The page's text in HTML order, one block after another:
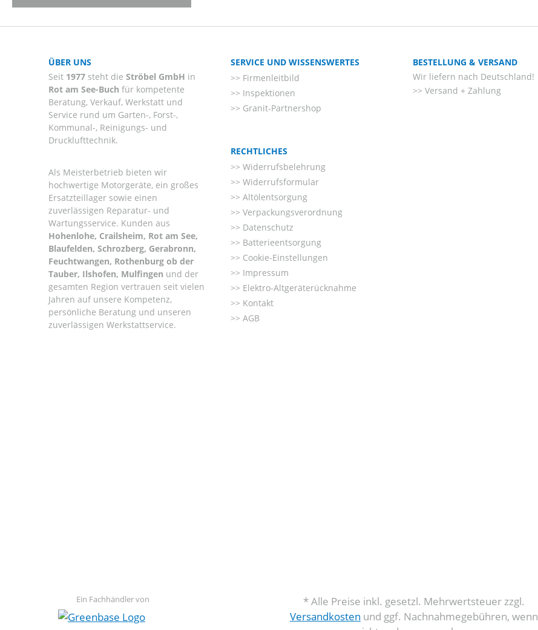
ÜBER UNS
Seit 1977 steht die Ströbel GmbH in
Rot am See-Buch für kompetente
Beratung, Verkauf, Werkstatt und
Service rund um Garten-, Forst-,
Kommunal-, Reinigungs- und
Drucklufttechnik.
Als Meisterbetrieb bieten wir
hochwertige Motorgeräte, ein großes
Ersatzteillager sowie einen
zuverlässigen Reparatur- und
Wartungsservice. Kunden aus
Hohenlohe, Crailsheim, Rot am See,
Blaufelden, Schrozberg, Gerabronn,
Feuchtwangen, Rothenburg ob der
Tauber, Ilshofen, Mulfingen und der
gesamten Region vertrauen seit vielen
Jahren auf unsere Kompetenz,
persönliche Beratung und unseren
zuverlässigen Werkstattservice.
SERVICE UND WISSENSWERTES
Firmenleitbild
Inspektionen
Granit-Partnershop
RECHTLICHES
Widerrufsbelehrung
Widerrufsformular
Altölentsorgung
Verpackungsverordnung
Datenschutz
Batterieentsorgung
Cookie-Einstellungen
Impressum
Elektro-Altgeräterücknahme
Kontakt
AGB
BESTELLUNG & VERSAND
Wir liefern nach Deutschland!
Versand + Zahlung
Ein Fachhändler von
* Alle Preise inkl. gesetzl. Mehrwertsteuer zzgl.
Versandkosten und ggf. Nachnahmegebühren, wenn